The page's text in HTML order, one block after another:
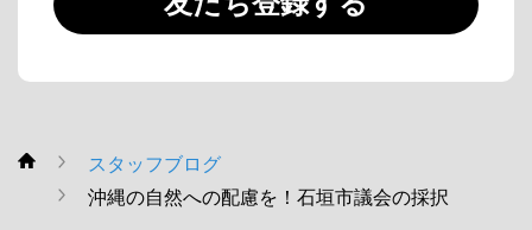
WWF
スタッフブログ
沖縄の自然への配慮を！石垣市議会の採択